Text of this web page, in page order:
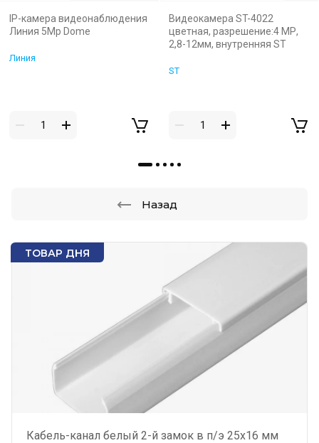
ТОВАР ДНЯ
Кабель-канал белый 2-й замок в п/э 25х16 мм
IP-камера видеонаблюдения
Линия 5Mp Dome
Линия
Видеокамера ST-4022
цветная, разрешение:4 МР,
2,8-12мм, внутренняя ST
ST
Назад